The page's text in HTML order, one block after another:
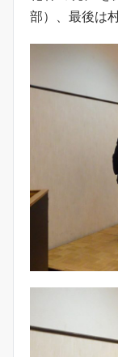
部）、最後は